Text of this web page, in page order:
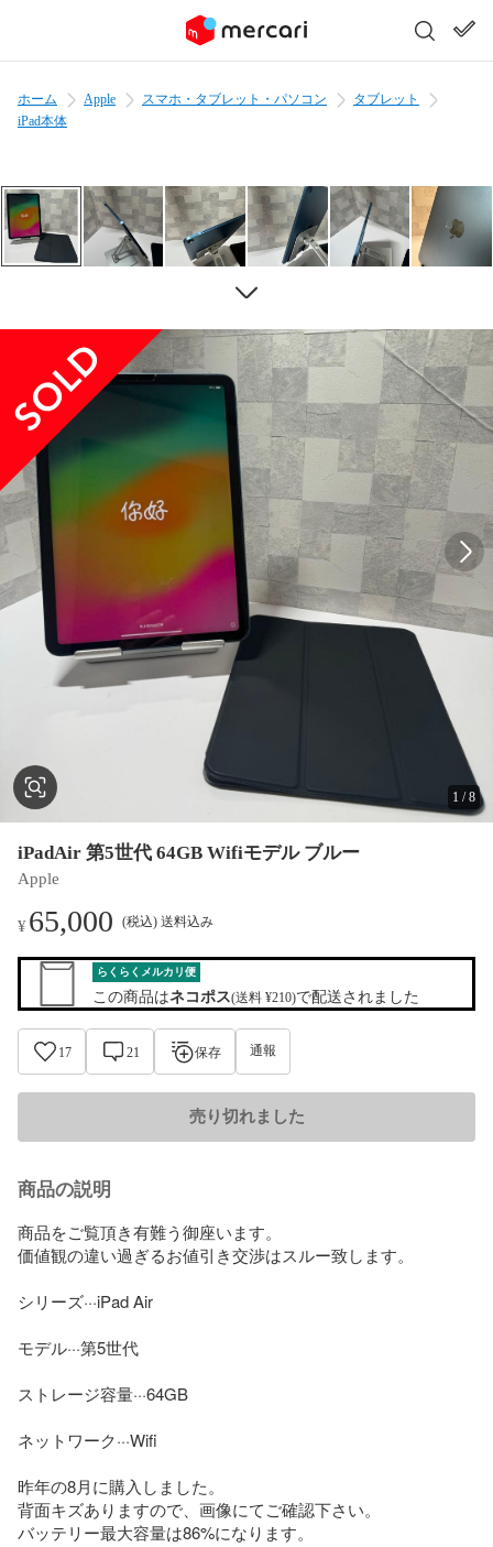
ホーム Apple スマホ・タブレット・パソコン
タブレット
iPad本体
1 /8
iPadAir 第5世代 64GB Wifiモデル ブルー
Apple
¥65,000 (税込) 送料込み
らくらくメルカリ便
この商品はネコポス(送料 ¥210)で配送されました
17 21 保存 通報
売り切れました
商品の説明
商品をご覧頂き有難う御座います。
価値観の違い過ぎるお値引き交渉はスルー致します。
シリーズ···iPad Air
モデル···第5世代
ストレージ容量···64GB
ネットワーク···Wifi
昨年の8月に購入しました。
背面キズありますので、画像にてご確認下さい。
バッテリー最大容量は86%になります。